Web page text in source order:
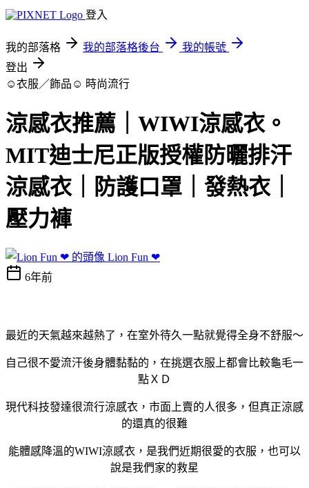
登入
我的部落格 我的部落格後台
我的帳號
登出
☺衣服／飾品☺ 時尚流行
涼感衣推薦｜WIWI涼感衣。
MIT迪士尼正版授權防曬排汗
涼感衣｜防護口罩｜發熱衣｜
壓力褲
Lion Fun ❤
6年前
最近的天氣越來越熱了，在室外待久一點就覺得全身不舒服～
自己很不愛流汗後身體黏黏的，在挑選衣服上都會比較龜毛一
點ＸＤ
現代科技發達很流行涼感衣，市面上賣的人很多，但真正涼感
的還真的很難
能體感降溫的WIWI涼感衣，是我們近期很愛的衣服，也可以
說是我們家的救星